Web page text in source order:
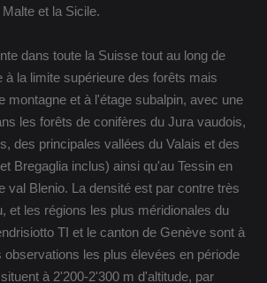
et la Sicile.
dans toute la Suisse tout au long de
à la limite supérieure des forêts mais
montagne et à l'étage subalpin, avec une
les forêts de conifères du Jura vaudois,
des principales vallées du Valais et des
Bregaglia inclus) ainsi qu'au Tessin en
val Blenio. La densité est par contre très
et les régions les plus méridionales du
TI et le canton de Genève sont à
observations les plus élevées en période
à 2'200-2'300 m d'altitude, par